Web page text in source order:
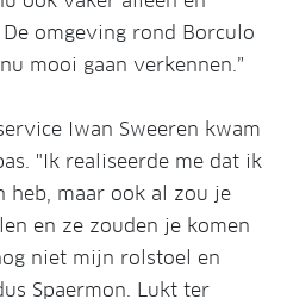
omgeving rond Borculo
mooi gaan verkennen.”
Iwan Sweeren kwam
"Ik realiseerde me dat ik
heb, maar ook al zou je
en ze zouden je komen
niet mijn rolstoel en
Spaermon. Lukt ter